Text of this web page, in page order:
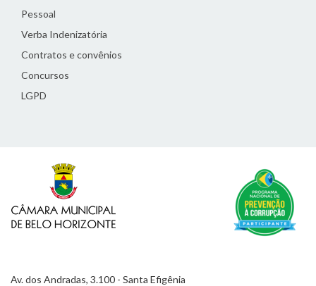
Pessoal
Verba Indenizatória
Contratos e convênios
Concursos
LGPD
Av. dos Andradas, 3.100 - Santa Efigênia